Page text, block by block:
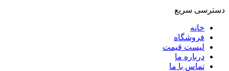
دسترسی سریع
خانه
فروشگاه
لیست قیمت
درباره ما
تماس با ما